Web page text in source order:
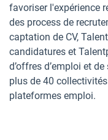
favoriser l'expérience
des process de
captation de CV,
candidatures et
d’offres d’emploi et
plus de 40
plateformes emploi.